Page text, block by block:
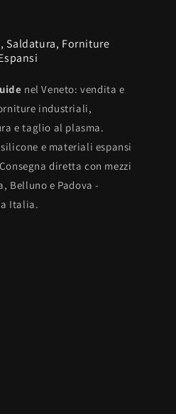
Saldatura, Forniture
nel Veneto: vendita e
industriali,
e taglio al plasma.
e materiali espansi
diretta con mezzi
Belluno e Padova -
Italia.